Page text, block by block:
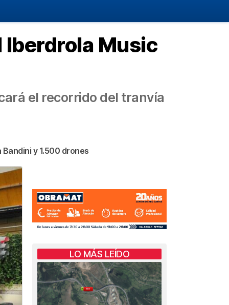
Music
el recorrido del tranvía
y 1.500 drones
LO MÁS LEÍDO